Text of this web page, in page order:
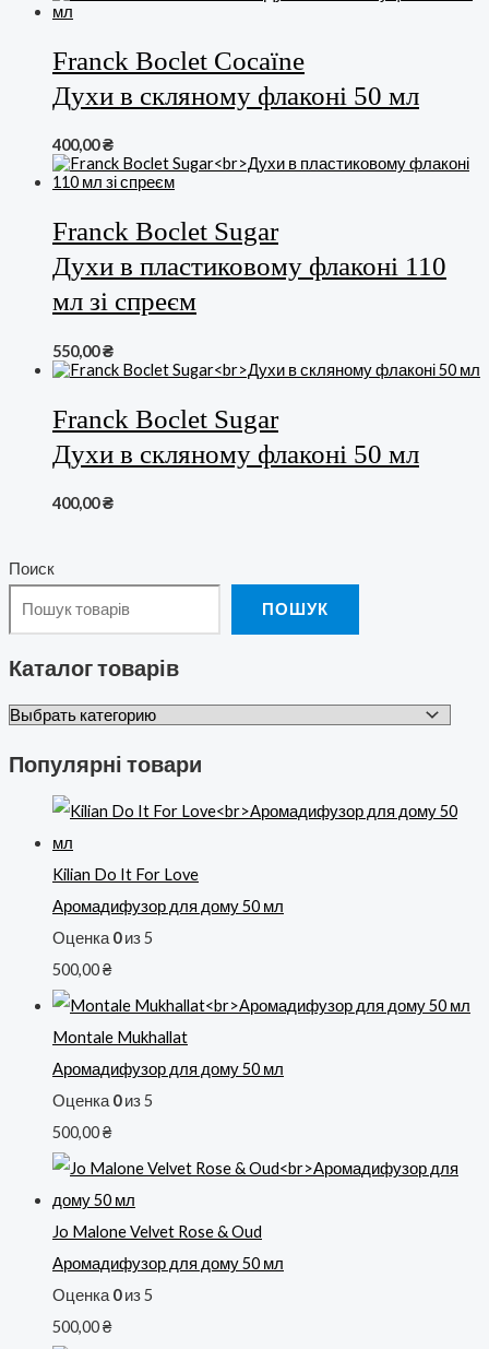
Поиск
ПОШУК
Каталог товарів
Популярні товари
Kilian Do It For Love
Аромадифузор для дому 50 мл
Оценка0из 5
500,00₴
Montale Mukhallat
Аромадифузор для дому 50 мл
Оценка 0из 5
500,00₴
Jo Malone Velvet Rose & Oud
Аромадифузор для дому 50 мл
Оценка 0из 5
500,00₴
Franck Boclet Cocaïne
Духи в скляному флаконі 50 мл
400,00₴
Franck Boclet Sugar
Духи в пластиковому флаконі 110
мл зі спреєм
550,00₴
Franck Boclet Sugar
Духи в скляному флаконі 50 мл
400,00₴